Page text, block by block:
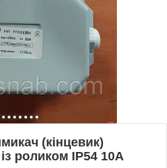
(кінцевик)
роликом ІР54 10А